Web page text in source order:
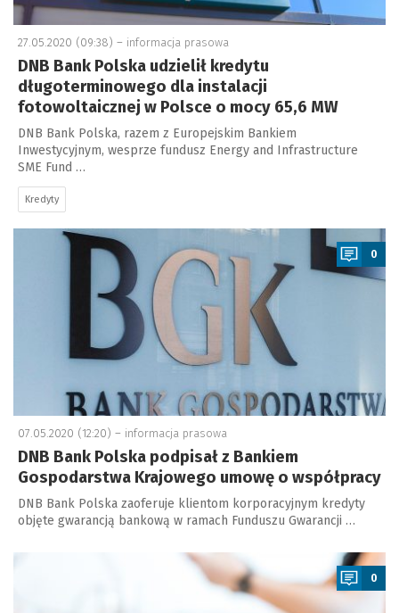
27.05.2020 (09:38) – informacja prasowa
DNB Bank Polska udzielił kredytu
długoterminowego dla instalacji
fotowoltaicznej w Polsce o mocy 65,6 MW
DNB Bank Polska, razem z Europejskim Bankiem
Inwestycyjnym, wesprze fundusz Energy and Infrastructure
SME Fund …
Kredyty
a
0
07.05.2020 (12:20) – informacja prasowa
DNB Bank Polska podpisał z Bankiem
Gospodarstwa Krajowego umowę o współpracy
DNB Bank Polska zaoferuje klientom korporacyjnym kredyty
objęte gwarancją bankową w ramach Funduszu Gwarancji …
a
0